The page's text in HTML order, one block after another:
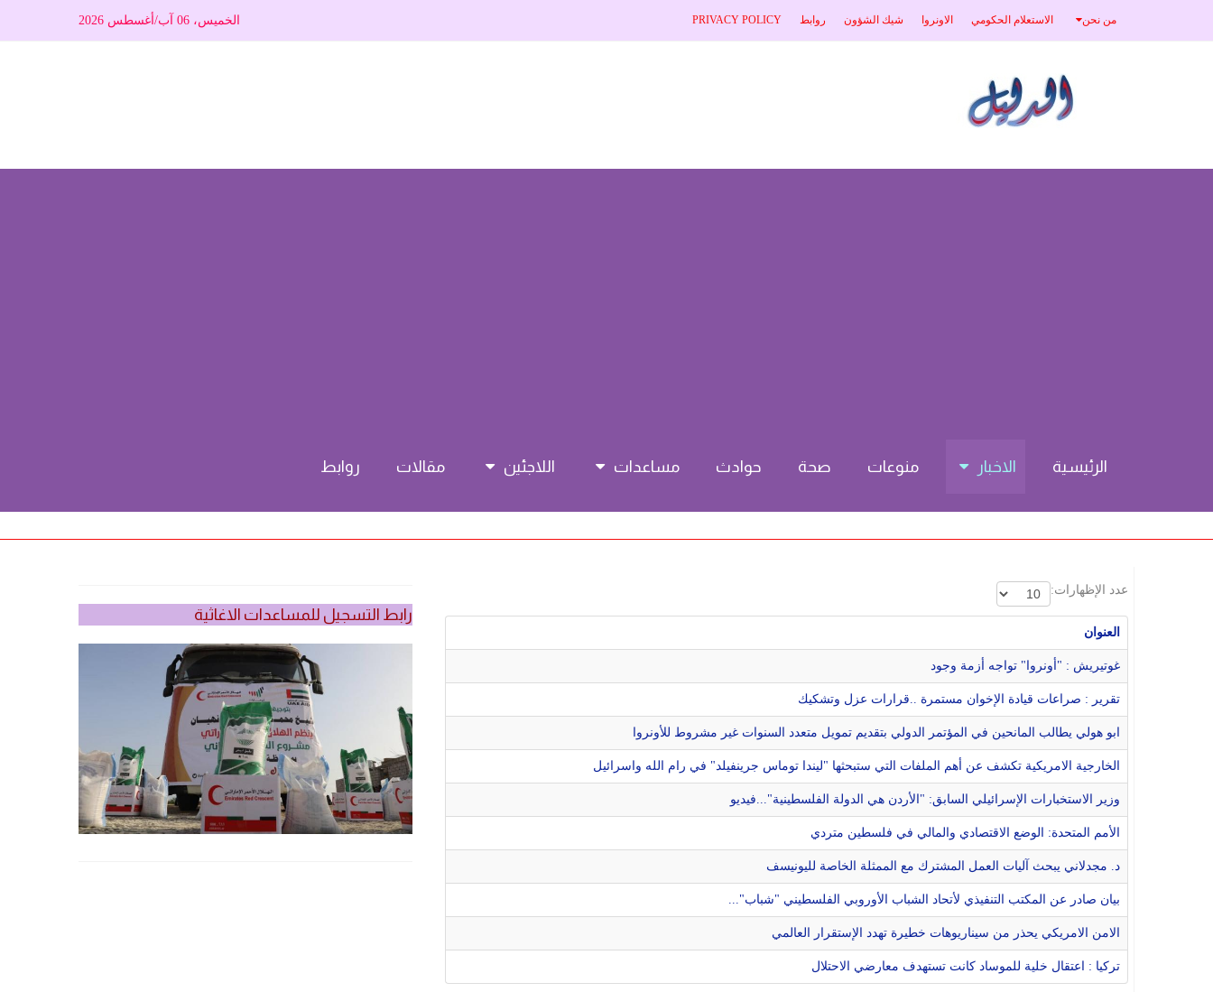
من نحن الاستعلام الحكومي الاونروا شيك الشؤون روابط PRIVACY POLICY الخميس، 06 آب/أغسطس 2026
الرئيسية الاخبار منوعات صحة حوادث مساعدات اللاجئين مقالات روابط
عدد الإظهارات:
العنوان
غوتيريش : "أونروا" تواجه أزمة وجود
تقرير : صراعات قيادة الإخوان مستمرة ..قرارات عزل وتشكيك
ابو هولي يطالب المانحين في المؤتمر الدولي بتقديم تمويل متعدد السنوات غير مشروط للأونروا
الخارجية الامريكية تكشف عن أهم الملفات التي ستبحثها "ليندا توماس جرينفيلد" في رام الله واسرائيل
وزير الاستخبارات الإسرائيلي السابق: "الأردن هي الدولة الفلسطينية"...فيديو
الأمم المتحدة: الوضع الاقتصادي والمالي في فلسطين متردي
د. مجدلاني يبحث آليات العمل المشترك مع الممثلة الخاصة لليونيسف
بيان صادر عن المكتب التنفيذي لأتحاد الشباب الأوروبي الفلسطيني "شباب"...
الامن الامريكي يحذر من سيناريوهات خطيرة تهدد الإستقرار العالمي
تركيا : اعتقال خلية للموساد كانت تستهدف معارضي الاحتلال
رابط التسجيل للمساعدات الاغاثية